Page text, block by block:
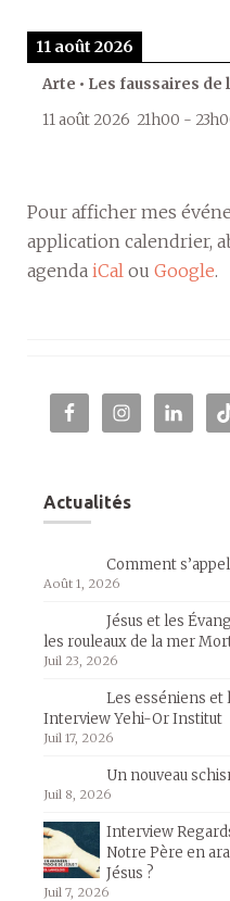
11 août 2026
Arte • Les faussaires de
11 août 2026 21h00 -
Pour afficher mes
application calendrier,
agenda iCal ou Google.
Actualités
Comment
Août 1, 2026
Jésus et les
les rouleaux de la mer
Juil 23, 2026
Les esséniens et
Interview Yehi-Or Institut
Juil 17, 2026
Un nouveau
Juil 8, 2026
Interview
Notre Père en
Jésus ?
Juil 7, 2026